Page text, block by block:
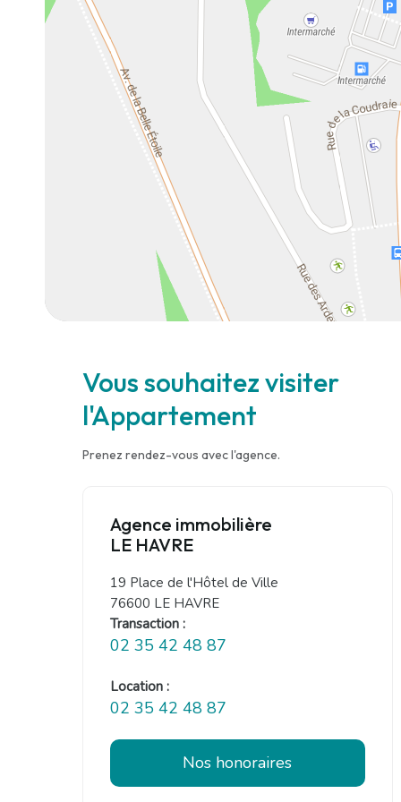
Vous souhaitez visiter
l'Appartement
Prenez rendez-vous avec l'agence.
Agence immobilière
LE HAVRE
19 Place de l'Hôtel de Ville
76600 LE HAVRE
Transaction :
02 35 42 48 87
Location :
02 35 42 48 87
Nos honoraires